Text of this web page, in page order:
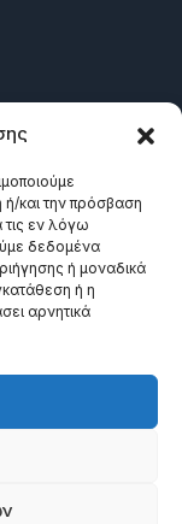
και την πρόσβαση
εν λόγω
δεδομένα
ή μοναδικά
ή η
αρνητικά